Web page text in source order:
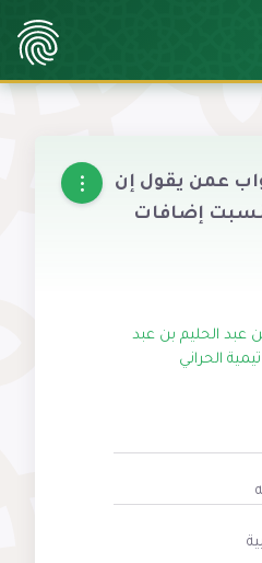
عمن يقول إن
إضافات
عبد الحليم بن عبد
الحراني